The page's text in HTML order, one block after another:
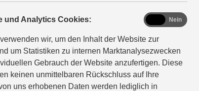
und Analytics Cookies:
wir, um den Inhalt der Website zur
um Statistiken zu internen Marktanalysezwecken
Gebrauch der Website anzufertigen. Diese
keinen unmittelbaren Rückschluss auf Ihre
uns erhobenen Daten werden lediglich in
analyticsNein
zu einer sehr hohen Empfindlichkeit Stufe 10